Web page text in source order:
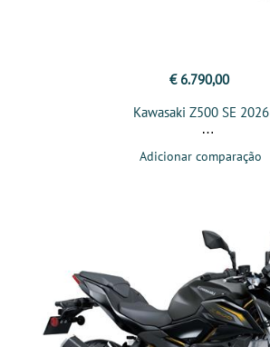
€ 6.790,00
Kawasaki Z500 SE 2026
Adicionar comparação